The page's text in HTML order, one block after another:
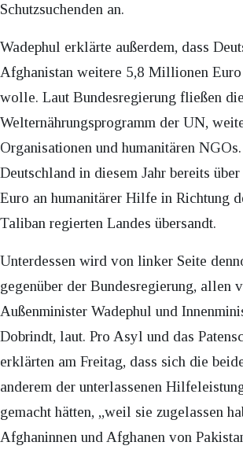
Schutzsuchenden an.
Wadephul erklärte außerdem, dass
Afghanistan weitere 5,8 Millionen
wolle. Laut Bundesregierung fließen
Welternährungsprogramm der UN,
Organisationen und humanitären
Deutschland in diesem Jahr bereits
Euro an humanitärer Hilfe in Richtung
Taliban regierten Landes übersandt.
Unterdessen wird von linker Seite
gegenüber der Bundesregierung, allen
Außenminister Wadephul und
Dobrindt, laut. Pro Asyl und das
erklärten am Freitag, dass sich die
anderem der unterlassenen
gemacht hätten, „weil sie zugelassen
Afghaninnen und Afghanen von